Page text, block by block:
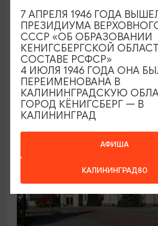
Семейный клуб выходного
Морском выставочном
19.07.2026 - 30.08.2026, СБ 12:00,
Светлогорск, Морской выставочный
Светлогорск
АФИША
КАЛИНИНГРАД80
7 АПРЕЛЯ 1946 ГОДА
ПРЕЗИДИУМА
СССР «ОБ ОБРАЗОВАНИИ
КЕНИГСБЕРГСКОЙ
СОСТАВЕ РСФСР»
4 ИЮЛЯ 1946 ГОДА ОНА
ПЕРЕИМЕНОВАНА В
КАЛИНИНГРАДСКУЮ
ГОРОД КЁНИГСБЕРГ — В
КАЛИНИНГРАД